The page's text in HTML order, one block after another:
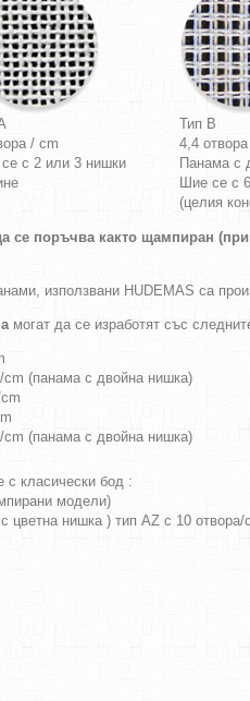
/ cm
с 2 или 3 нишки
Тип B
4,4
Панама с
Шие се с
(целия
се поръчва както щампиран
използвани HUDEMAS са
могат да се изработят със
(панама с двойна нишка)
(панама с двойна нишка)
с класически бод :
модели)
цветна нишка ) тип AZ с 10